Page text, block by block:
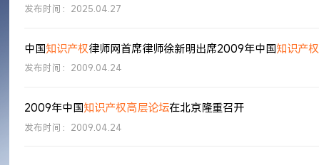
发布时间：2025.04.27
中国知识产权律师网首席律师徐新明出席2009年中国知识产权
发布时间：2009.04.24
2009年中国知识产权高层论坛在北京隆重召开
发布时间：2009.04.24